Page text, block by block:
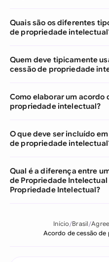
Quais são os diferentes
de propriedade
Quem deve tipicamente
cessão de propriedade
Como elaborar um acordo
propriedade intelectual?
O que deve ser incluído
de propriedade
Qual é a diferença entre
de Propriedade Intelectual
Propriedade Intelectual?
Início Brasil
Acordo de cessão